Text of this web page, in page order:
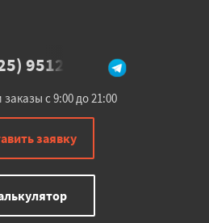
951234
с 9:00 до 21:00
заявку